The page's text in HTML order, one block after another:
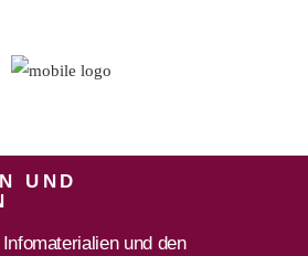
UND
und den